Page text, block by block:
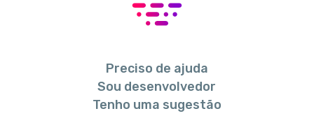
Preciso de ajuda
Sou desenvolvedor
Tenho uma sugestão